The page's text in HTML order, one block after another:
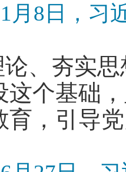
8日，习
、夯实
这个基础
育，引导